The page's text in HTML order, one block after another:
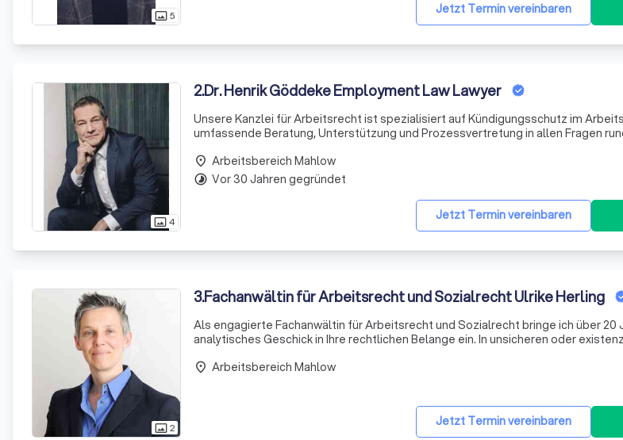
photo_size_select_actual5
Jetzt Termin vereinbaren
photo_size_select_actual4
2.Dr. Henrik Göddeke Employment Law Lawyer
Unsere Kanzlei für Arbeitsrecht ist spezialisiert auf Kündigungsschutz im
umfassende Beratung, Unterstützung und Prozessvertretung in allen Fragen
Weise zu erklä
Jetzt Termin vereinbaren
place Arbeitsbereich Mahlow
timelapse Vor 30 Jahren gegründet
photo_size_select_actual2
3.Fachanwältin für Arbeitsrecht und Sozialrecht Ulrike Herling
Als engagierte Fachanwältin für Arbeitsrecht und Sozialrecht bringe ich über 20
analytisches Geschick in Ihre rechtlichen Belange ein. In unsicheren oder
Jetzt Termin vereinbaren
place Arbeitsbereich Mahlow